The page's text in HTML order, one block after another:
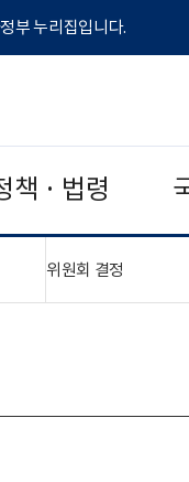
부 누리집입니다.
책 · 법령
위원회 결정